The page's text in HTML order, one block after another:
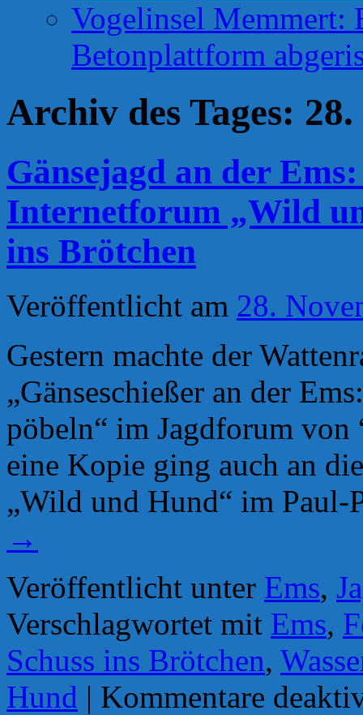
Vogelinsel Memmert:
Betonplattform
Archiv des Tages:
Gänsejagd an der
Internetforum „Wild
ins Brötchen
Veröffentlicht am 28.
Gestern machte der
„Gänseschießer an der
pöbeln“ im Jagdforum von
eine Kopie ging auch an
„Wild und Hund“ im
→
Veröffentlicht unter Ems,
Verschlagwortet mit Ems,
Schuss ins Brötchen,
Hund | Kommentare